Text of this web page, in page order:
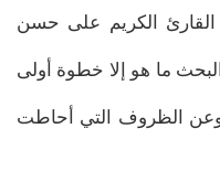
القارئ الكريم على حسن
ما هو إلا خطوة أولى
الظروف التي أحاطت